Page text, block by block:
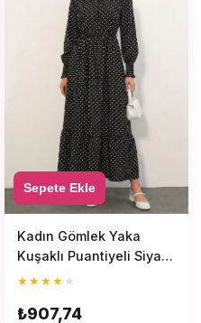
Sepete Ekle
Kadın Gömlek Yaka
Kuşaklı Puantiyeli Siyah
Tesettür Elbise
★★★★ ★
₺907,74